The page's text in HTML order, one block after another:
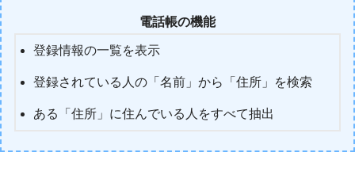
電話帳の機能
登録情報の一覧を表示
登録されている人の「名前」から「住所」を検索
ある「住所」に住んでいる人をすべて抽出